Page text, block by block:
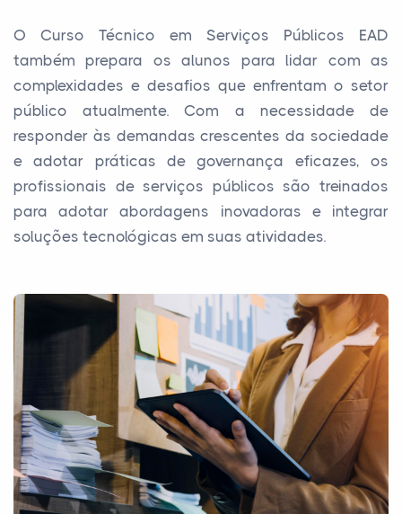
O Curso Técnico em Serviços Públicos EAD
também prepara os alunos para lidar com as
complexidades e desafios que enfrentam o setor
público atualmente. Com a necessidade de
responder às demandas crescentes da sociedade
e adotar práticas de governança eficazes, os
profissionais de serviços públicos são treinados
para adotar abordagens inovadoras e integrar
soluções tecnológicas em suas atividades.